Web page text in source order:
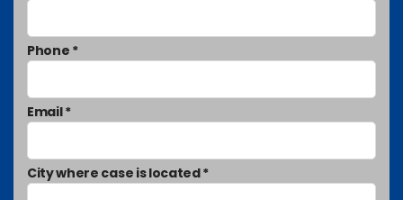
Phone *
Email *
City where case is located *